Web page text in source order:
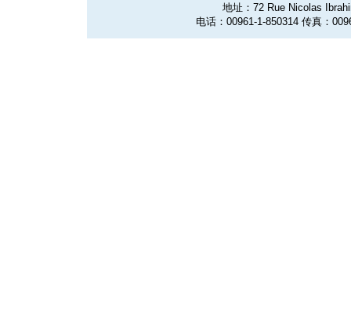
地址：72 Rue Nicolas
电话：00961-1-850314 传真：